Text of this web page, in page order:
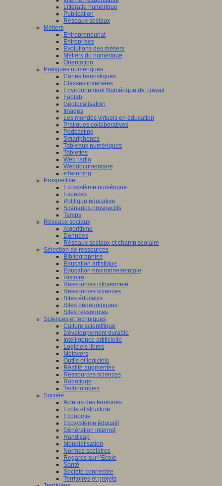
Littératie numérique
Publication
Réseaux sociaux
Métiers
Entrepreneuriat
Entreprises
Evolutions des métiers
Métiers du numérique
Orientation
Pratiques numériques
Cartes heuristiques
Classes inversées
Environnement Numérique de Travail
Fablab
Géolocalisation
Images
Les mondes virtuels en éducation
Pratiques collaboratives
Podcasting
Smartphones
Tableaux numériques
Tablettes
Web radio
Webdocumentaire
eTwinning
Prospective
Ecosystème numérique
Espaces
Politique éducative
Scénarios prospectifs
Temps
Réseaux sociaux
Algorithme
Données
Réseaux sociaux et champ scolaire
Sélection de ressources
Bibliographies
Education artistique
Education environnementale
Histoire
Ressources citoyenneté
Ressources sciences
Sites éducatifs
Sites pédagogiques
Sites ressources
Sciences et techniques
Culture scientifique
Développement durable
Intelligence artificielle
Logiciels libres
Métavers
Outils et logiciels
Réalité augmentée
Ressources sciences
Robotique
Technologies
Société
Acteurs des territoires
Ecole et structure
Economie
Ecosystème éducatif
Génération internet
Handicap
Mondialisation
Normes scolaires
Regards sur l’Ecole
Santé
Société connectée
Territoires et projets